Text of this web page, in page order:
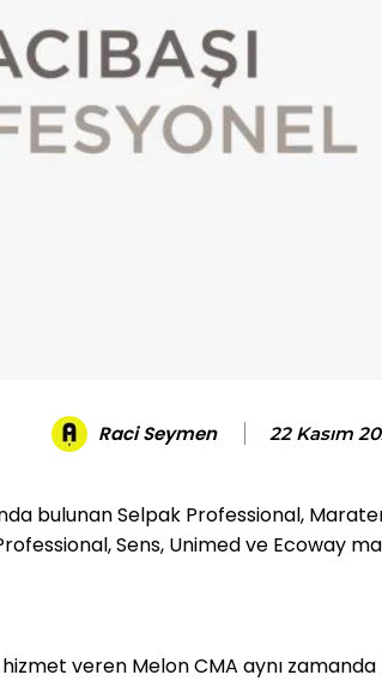
Raci Seymen 22 Kasım
bulunan Selpak Professional,
Sens, Unimed ve Ecoway
veren Melon CMA aynı